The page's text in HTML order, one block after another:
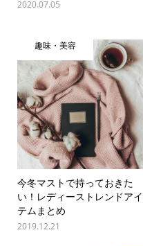
2020.07.05
趣味・美容
今冬マストで持っておきた
い！レディーストレンドアイ
テムまとめ
2019.12.21